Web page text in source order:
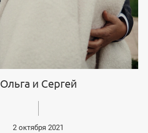
Ольга и Сергей
2 октября 2021